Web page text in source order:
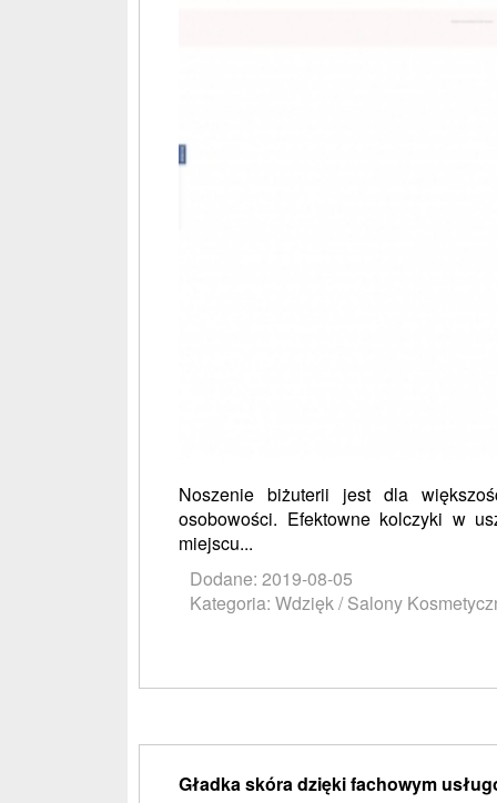
Noszenie biżuterii jest dla
osobowości. Efektowne kolczyki w
miejscu...
Dodane: 2019-08-05
Kategoria: Wdzięk / Salony
Gładka skóra dzięki fachowym